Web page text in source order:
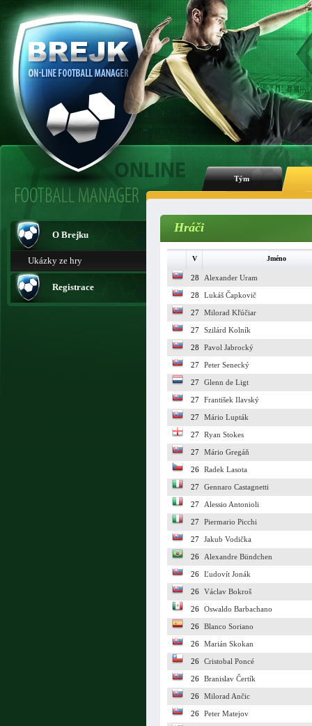
Tým
O Brejku
Ukázky ze hry
Registrace
Hráči
V Jméno
28 Alexander Uram
28 Lukáš Čapkovič
27 Milorad Kľúčiar
27 Szilárd Kolník
28 Pavol Jabrocký
27 Peter Senecký
27 Glenn de Ligt
27 František Ilavský
27 Mário Lupták
27 Ryan Stokes
27 Mário Gregáň
26 Radek Lasota
27 Gennaro Castagnetti
27 Alessio Antonioli
27 Piermario Picchi
27 Jakub Vodička
26 Alexandre Bündchen
26 Ľudovít Jonák
26 Václav Bokroš
26 Oswaldo Barbachano
26 Blanco Soriano
26 Marián Skokan
26 Cristobal Poncé
26 Branislav Čertík
26 Milorad Ančic
26 Peter Matejov